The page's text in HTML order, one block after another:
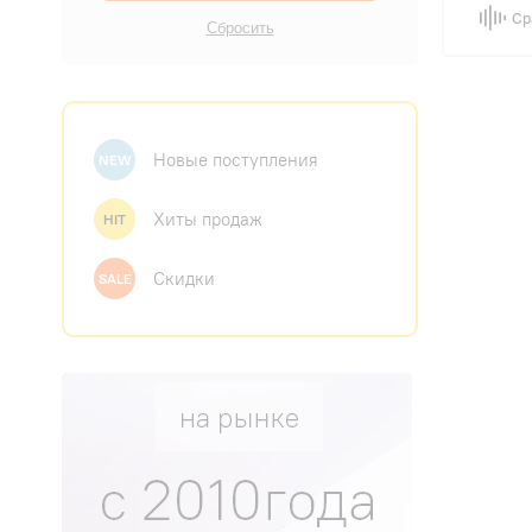
NEW Новые поступления
HIT Хиты продаж
SALE Скидки